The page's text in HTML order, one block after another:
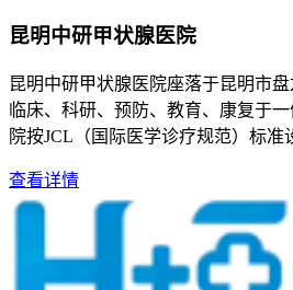
昆明中研甲状腺医院
昆明中研甲状腺医院座落于昆明市
临床、科研、预防、教育、康复于
院按JCL（国际医学诊疗规范）标准
查看详情